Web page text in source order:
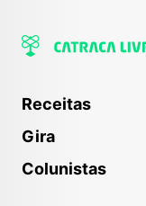
Receitas
Gira
Colunistas